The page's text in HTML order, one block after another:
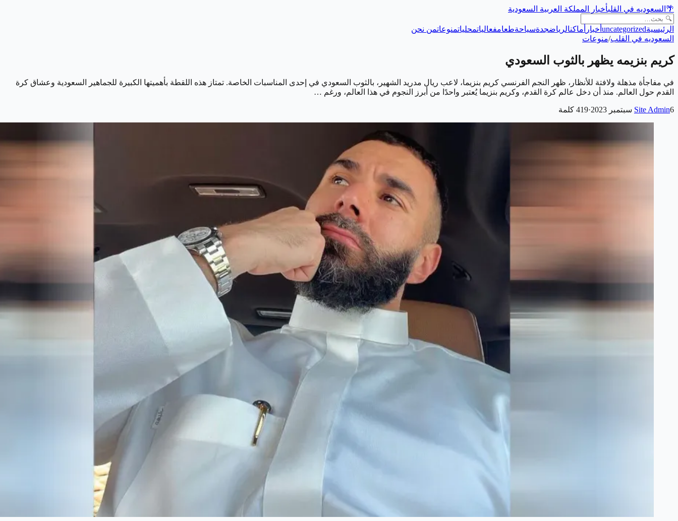
🌴 السعوديه في القلبأخبار المملكة العربية السعودية
الرئيسيةuncategorized أخبار أماكنالرياضجدةسياحةطعامفعالياتمحلياتمنوعاتمن نحن
السعوديه في القلب/منوعات
كريم بنزيمه يظهر بالثوب السعودي
في مفاجأة مذهلة ولافتة للأنظار، ظهر النجم الفرنسي كريم بنزيما، لاعب ريال مدريد الشهير، بالثوب السعودي في إحدى المناسبات الخاصة. تمتاز هذه اللقطة بأهميتها الكبيرة للجماهير السعودية وعشاق كرة
القدم حول العالم. منذ أن دخل عالم كرة القدم، وكريم بنزيما يُعتبر واحدًا من أبرز النجوم في هذا العالم، ورغم …
Site Admin6 سبتمبر 2023 ·
419 كلمة